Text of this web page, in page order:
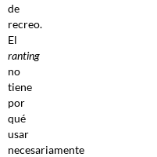
de
recreo.
El
ranting
no
tiene
por
qué
usar
necesariamente